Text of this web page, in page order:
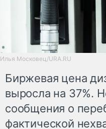
Илья Московец/URA.RU
Биржевая цена
выросла на 37%.
сообщения о
фактической